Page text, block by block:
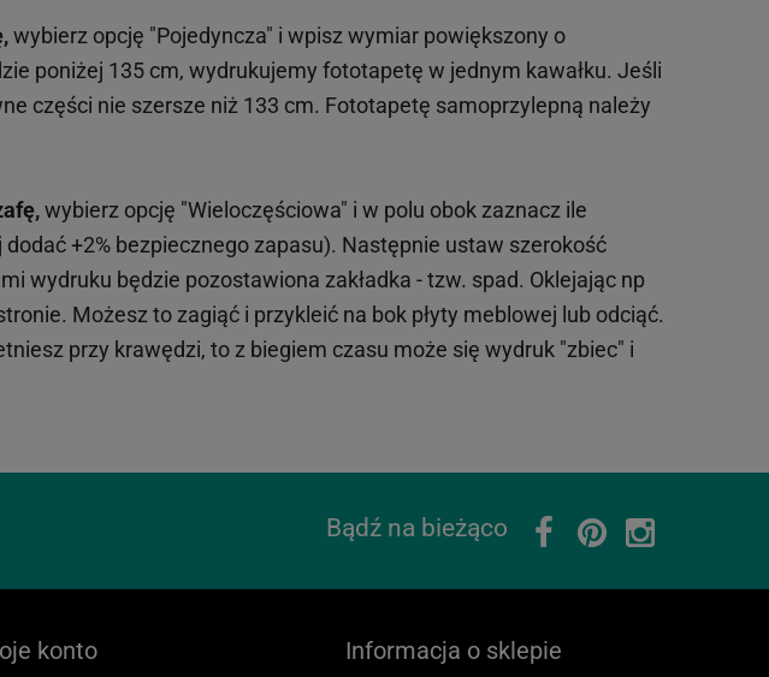
wybierz opcję "Pojedyncza" i wpisz wymiar powiększony o
poniżej 135 cm, wydrukujemy fototapetę w jednym kawałku. Jeśli
części nie szersze niż 133 cm. Fototapetę samoprzylepną należy
wybierz opcję "Wieloczęściowa" i w polu obok zaznacz ile
+2% bezpiecznego zapasu). Następnie ustaw szerokość
wydruku będzie pozostawiona zakładka - tzw. spad. Oklejając np
Możesz to zagiąć i przykleić na bok płyty meblowej lub odciąć.
przy krawędzi, to z biegiem czasu może się wydruk "zbiec" i
Bądź na bieżąco
konto Informacja o sklepie